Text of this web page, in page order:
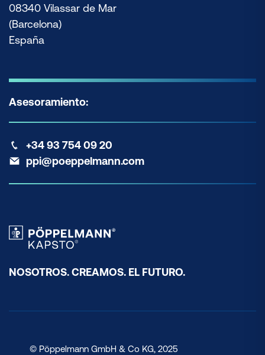
08340 Vilassar de Mar
(Barcelona)
España
Asesoramiento:
+34 93 754 09 20
ppi@poeppelmann.com
NOSOTROS. CREAMOS. EL FUTURO.
© Pöppelmann GmbH & Co KG, 2025